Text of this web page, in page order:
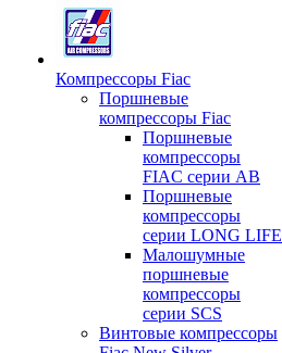
Компрессоры Fiac
Поршневые
компрессоры Fiac
Поршневые
компрессоры
FIAC серии AB
Поршневые
компрессоры
серии LONG LIFE
Малошумные
поршневые
компрессоры
серии SCS
Винтовые компрессоры